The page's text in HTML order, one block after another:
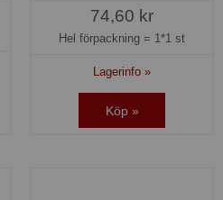
74,60 kr
Hel förpackning = 1*1 st
Lagerinfo »
Köp »